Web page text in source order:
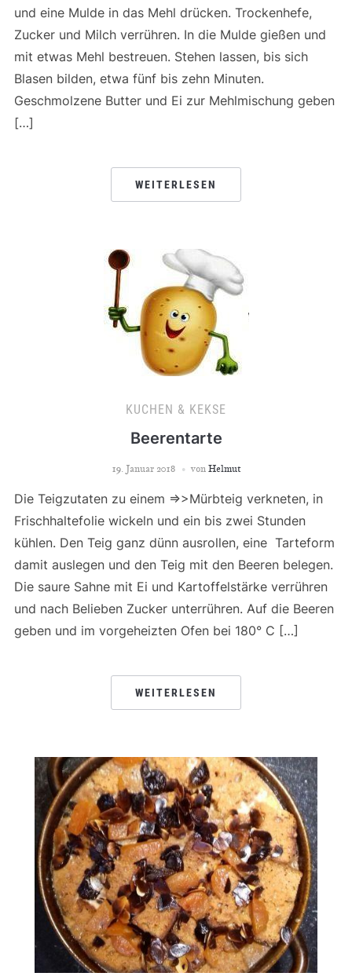
und eine Mulde in das Mehl drücken. Trockenhefe,
Zucker und Milch verrühren. In die Mulde gießen und
mit etwas Mehl bestreuen. Stehen lassen, bis sich
Blasen bilden, etwa fünf bis zehn Minuten.
Geschmolzene Butter und Ei zur Mehlmischung geben
[…]
WEITERLESEN
KUCHEN & KEKSE
Beerentarte
19. Januar 2018 von Helmut
Die Teigzutaten zu einem =>>Mürbteig verkneten, in
Frischhaltefolie wickeln und ein bis zwei Stunden
kühlen. Den Teig ganz dünn ausrollen, eine Tarteform
damit auslegen und den Teig mit den Beeren belegen.
Die saure Sahne mit Ei und Kartoffelstärke verrühren
und nach Belieben Zucker unterrühren. Auf die Beeren
geben und im vorgeheizten Ofen bei 180° C […]
WEITERLESEN